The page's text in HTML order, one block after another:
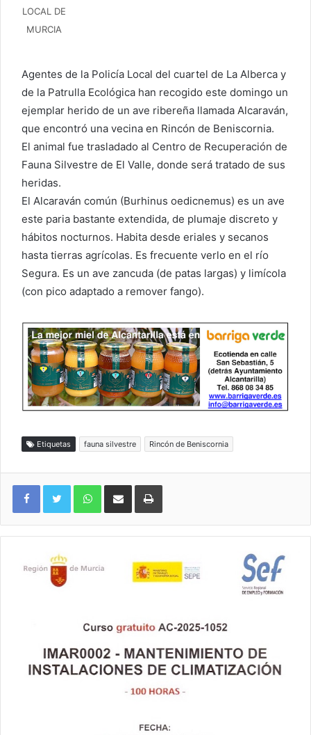
LOCAL DE
MURCIA
Agentes de la Policía Local del cuartel de La Alberca y
de la Patrulla Ecológica han recogido este domingo un
ejemplar herido de un ave ribereña llamada Alcaraván,
que encontró una vecina en Rincón de Beniscornia.
El animal fue trasladado al Centro de Recuperación de
Fauna Silvestre de El Valle, donde será tratado de sus
heridas.
El Alcaraván común (Burhinus oedicnemus) es un ave
este paria bastante extendida, de plumaje discreto y
hábitos nocturnos. Habita desde eriales y secanos
hasta tierras agrícolas. Es frecuente verlo en el río
Segura. Es un ave zancuda (de patas largas) y limícola
(con pico adaptado a remover fango).
Etiquetas fauna silvestre Rincón de Beniscornia
WhatsAppCompartir por correo electrónicoImprimir